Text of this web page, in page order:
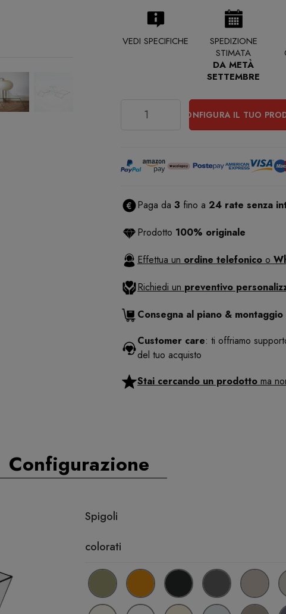
VEDI SPECIFICHE
SPEDIZIONE
STIMATA
DA METÀ
SETTEMBRE
CONFIGURA IL TUO
Paga da 3 fino a 24 rate senza
Prodotto 100% originale
Effettua un ordine telefonico o
Richiedi un preventivo
Consegna al piano & montaggio
Customer care: ti offriamo
del tuo acquisto
Stai cercando un prodotto ma
Configurazione
Spigoli
colorati